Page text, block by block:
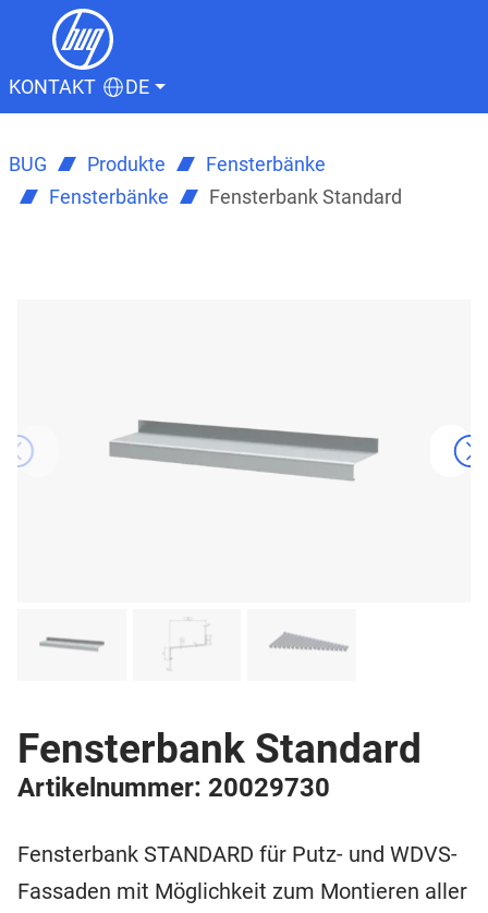
KONTAKT DE
BUG Produkte
Fensterbänke
Fensterbänke
Fensterbank Standard
Fensterbank Standard
Artikelnummer: 20029730
Fensterbank STANDARD für Putz- und WDVS-
Fassaden mit Möglichkeit zum Montieren aller